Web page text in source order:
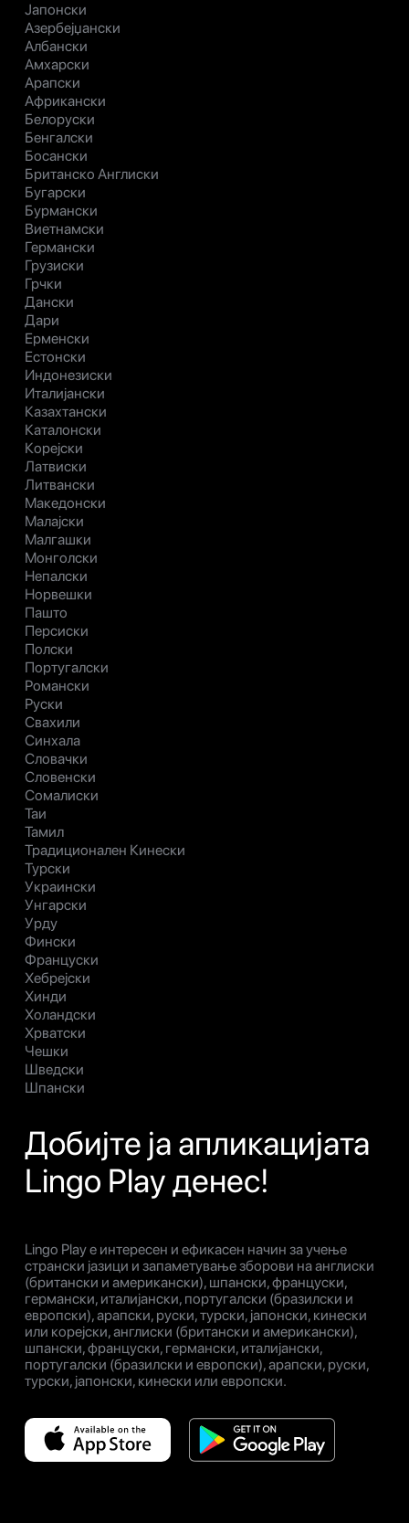
Јапонски
Азербејџански
Албански
Амхарски
Арапски
Африкански
Белоруски
Бенгалски
Босански
Британско Англиски
Бугарски
Бурмански
Виетнамски
Германски
Грузиски
Грчки
Дански
Дари
Ерменски
Естонски
Индонезиски
Италијански
Казахтански
Каталонски
Корејски
Латвиски
Литвански
Македонски
Малајски
Малгашки
Монголски
Непалски
Норвешки
Пашто
Персиски
Полски
Португалски
Романски
Руски
Свахили
Синхала
Словачки
Словенски
Сомалиски
Таи
Тамил
Традиционален Кинески
Турски
Украински
Унгарски
Урду
Фински
Француски
Хебрејски
Хинди
Холандски
Хрватски
Чешки
Шведски
Шпански
Добијте ја апликацијата
Lingo Play денес!
Lingo Play е интересен и ефикасен начин за учење
странски јазици и запаметување зборови на англиски
(британски и американски), шпански, француски,
германски, италијански, португалски (бразилски и
европски), арапски, руски, турски, јапонски, кинески
или корејски, англиски (британски и американски),
шпански, француски, германски, италијански,
португалски (бразилски и европски), арапски, руски,
турски, јапонски, кинески или европски.